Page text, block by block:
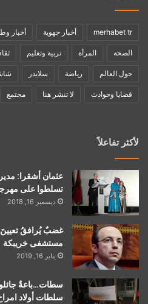
merhabet tr أخبار جهوية أخبار
الصحة المرأة تربية وتعليم
حول العالم رياضة سلايدر
قضايا وحوادث لا تنشر هنا مجتمع
لأكثر تفاعلاً
عثمان أشقرا:
تسلطوا على
ديسمبر 16, 2018
غضبٌ يُرافقُ
مستشفى خريبكة
يناير 16, 2019
سطات…باعةٌ
سلطات أولاد